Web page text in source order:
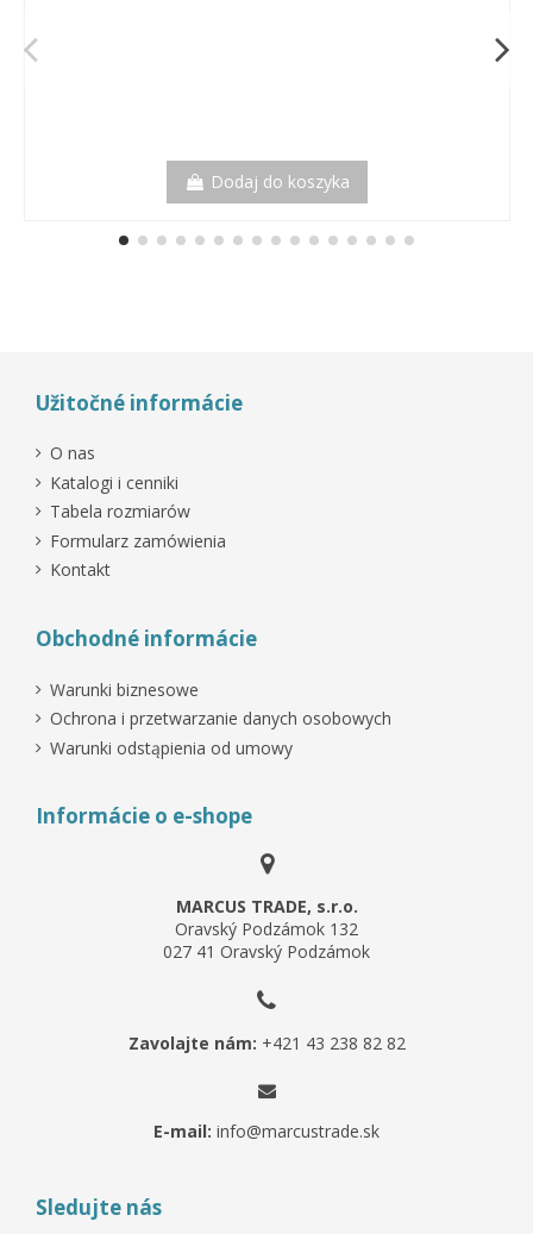
Dodaj do koszyka
Užitočné informácie
O nas
Katalogi i cenniki
Tabela rozmiarów
Formularz zamówienia
Kontakt
Obchodné informácie
Warunki biznesowe
Ochrona i przetwarzanie danych osobowych
Warunki odstąpienia od umowy
Informácie o e-shope
MARCUS TRADE, s.r.o.
Oravský Podzámok 132
027 41 Oravský Podzámok
Zavolajte nám: +421 43 238 82 82
E-mail: info@marcustrade.sk
Sledujte nás